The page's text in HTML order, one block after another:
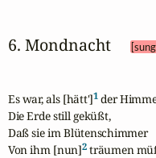
6. Mondnacht
Es war, als [hätt']1 der
Die Erde still geküßt,
Daß sie im Blütenschimmer
Von ihm [nun]2 träumen